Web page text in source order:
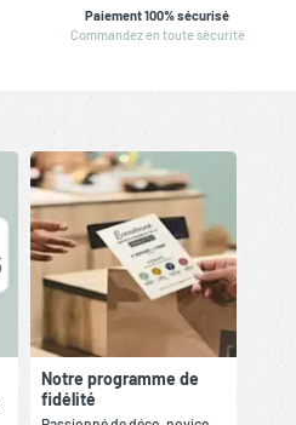
Paiement 100% sécurisé
Commandez en toute sécurité
Notre programme de
fidélité